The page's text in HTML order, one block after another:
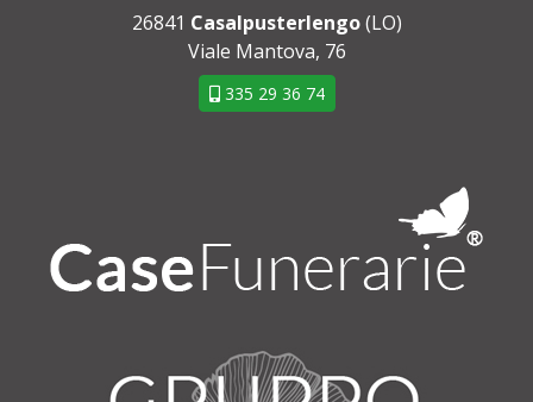
26841 Casalpusterlengo(LO)
Viale Mantova, 76
335 29 36 74